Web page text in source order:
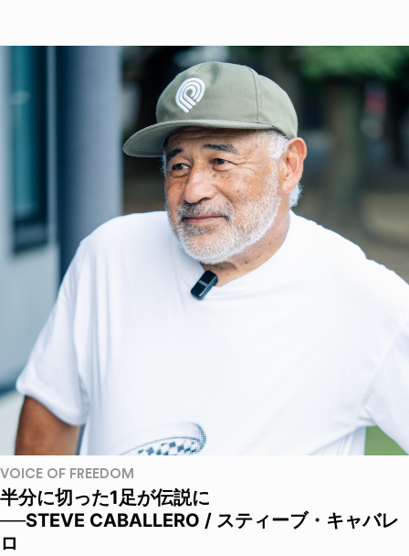
VOICE OF FREEDOM
半分に切った1足が伝説に
──STEVE CABALLERO / スティーブ・キャバレ
ロ